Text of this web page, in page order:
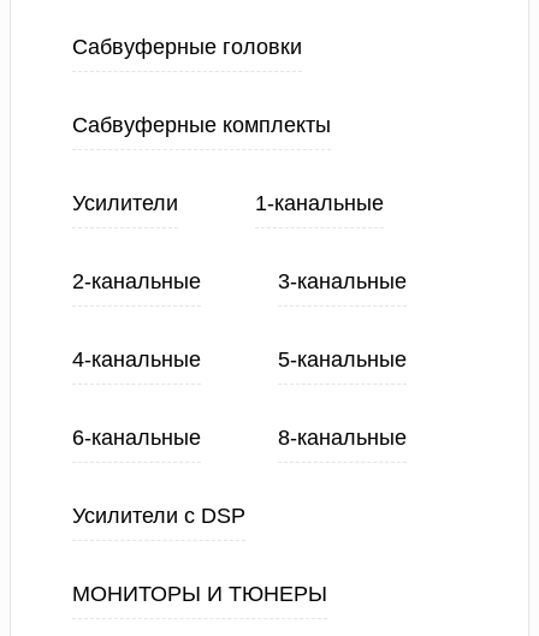
Сабвуферные головки
Сабвуферные комплекты
Усилители 1-канальные
2-канальные 3-канальные
4-канальные 5-канальные
6-канальные 8-канальные
Усилители с DSP
МОНИТОРЫ И ТЮНЕРЫ